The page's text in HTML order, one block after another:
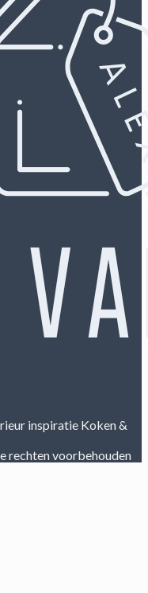
inspiratie Koken &
rechten voorbehouden